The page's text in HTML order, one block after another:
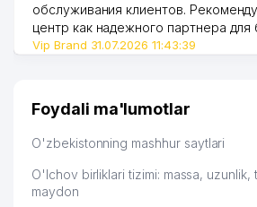
обслуживания клиентов.
центр как надежного партнера для
Vip Brand 31.07.2026 11:43:39
Foydali ma'lumotlar
O'zbekistonning mashhur saytlari
O'lchov birliklari tizimi: massa, uzunlik,
maydon